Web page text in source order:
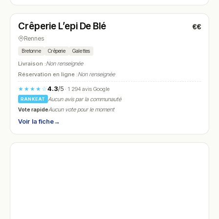
N° 5
Crêperie L’epi De Blé €€
Rennes
Bretonne Crêperie Galettes
Livraison :Non renseignée
Réservation en ligne :Non renseignée
★★★★☆4.3/5· 1 294 avis Google
RANKEAT
Aucun avis par la communauté
Vote rapideAucun vote pour le moment
Voir la fiche→